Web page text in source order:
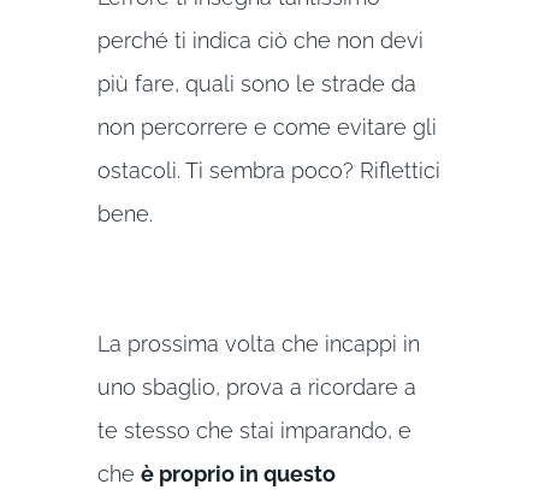
perché ti indica ciò che non devi
più fare, quali sono le strade da
non percorrere e come evitare gli
ostacoli. Ti sembra poco? Riflettici
bene.
La prossima volta che incappi in
uno sbaglio, prova a ricordare a
te stesso che stai imparando, e
che è proprio in questo